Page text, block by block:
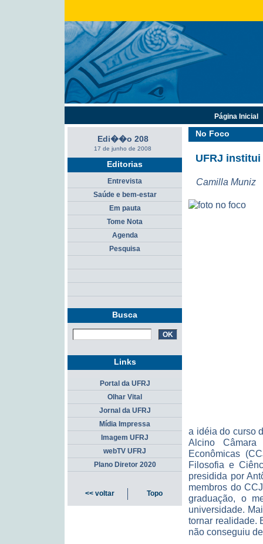
No Foco
UFRJ
Camilla Muniz
a idéia do curso
Alcino
Econômicas
Filosofia e
presidida por
membros do
graduação, o
universidade.
tornar realidade.
não conseguiu
Edi��o 208
17 de junho de 2008
Editorias
Entrevista
Saúde e bem-estar
Em pauta
Tome Nota
Agenda
Pesquisa
Busca
Página Inicial
Links
Portal da UFRJ
Olhar Vital
Jornal da UFRJ
Mídia Impressa
Imagem UFRJ
webTV UFRJ
Plano Diretor 2020
<< voltar Topo